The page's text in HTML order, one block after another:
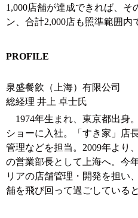
1,000店舗が達成できれば、そ
ン、合計2,000店も照準範囲内
PROFILE
泉盛餐飲（上海）有限公司
総経理 井上 卓士氏
1974年生まれ、東京都出身
ショーに入社。「すき家」店
管理などを担当。2009年より
の営業部長として上海へ。今
リアの店舗管理・開発を担い
舗を飛び回って過ごしている